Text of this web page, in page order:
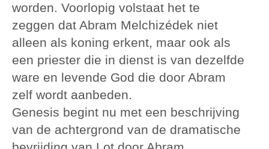
worden. Voorlopig volstaat het te
zeggen dat Abram Melchizédek niet
alleen als koning erkent, maar ook als
een priester die in dienst is van dezelfde
ware en levende God die door Abram
zelf wordt aanbeden.
Genesis begint nu met een beschrijving
van de achtergrond van de dramatische